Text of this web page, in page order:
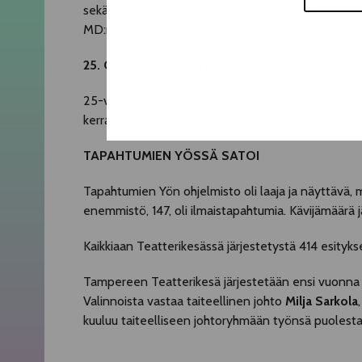
sekä
Kivenheitossa.
MD:n tanssijat.
25. OFF TAMPERE ENNÄTYSLUKEMIIN
25-vuotias OFF Tampere -ohjelmisto oli
kerran Cirkus Ruska -festivaali, jonka hienot
TAPAHTUMIEN YÖSSÄ SATOI
Tapahtumien Yön ohjelmisto oli laaja ja näyttävä,
enemmistö, 147, oli ilmaistapahtumia.
Kaikkiaan Teatterikesässä järjestetystä 414
Tampereen Teatterikesä järjestetään ensi
Valinnoista vastaa taiteellinen johto Milja Sarkola,
kuuluu taiteelliseen johtoryhmään työnsä